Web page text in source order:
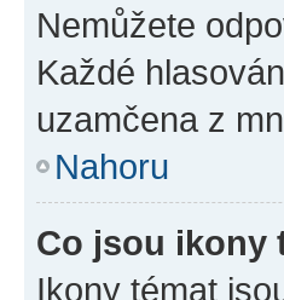
Nemůžete
Každé
uzamčena z
Nahoru
Co jsou ikony
Ikony témat